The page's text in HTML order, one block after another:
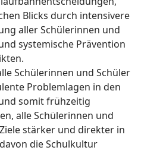
Blicks durch intensivere
aller Schülerinnen und
systemische Prävention
Schülerinnen und Schüler
Problemlagen in den
somit frühzeitig
alle Schülerinnen und
stärker und direkter in
die Schulkultur